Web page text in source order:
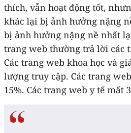
thích, vẫn hoạt động tốt,
khác lại bị ảnh hưởng nặng
bị ảnh hưởng nặng nề nhất
trang web thường trả lời các
Các trang web khoa học và
lượng truy cập. Các trang
15%. Các trang web y tế mất